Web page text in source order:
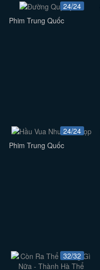
24/24
Phim Trung Quốc
24/24
Phim Trung Quốc
32/32